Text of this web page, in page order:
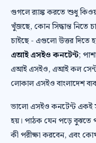
গুগলে র‍্যাঙ্ক করতে শুধু
খুঁজছে, কোন সিদ্ধান্ত
চাইছে - এগুলো উত্তর দিতে
এআই এসইও কনটেন্ট;
এআই এসইও, এআই কল
লোকাল এসইও বাংলাদেশ
ভালো এসইও কনটেন্ট একই
হয়। পাঠক যেন পড়ে বুঝতে
কী পরীক্ষা করবেন, এবং